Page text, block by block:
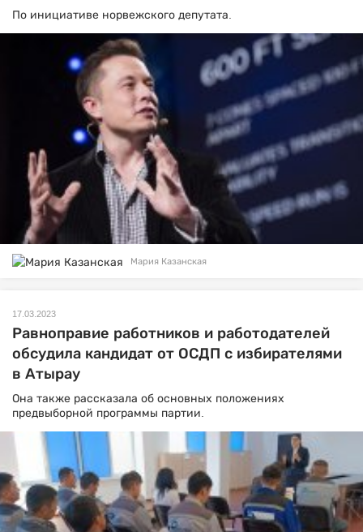
По инициативе норвежского депутата.
Мария Казанская
17.03.2023
Равноправие работников и работодателей
обсудила кандидат от ОСДП с избирателями
в Атырау
Она также рассказала об основных положениях
предвыборной программы партии.